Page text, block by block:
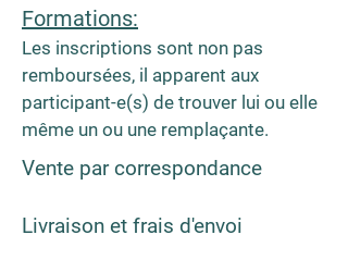
Formations:
Les inscriptions sont non pas
remboursées, il apparent aux
participant-e(s) de trouver lui ou elle
même un ou une remplaçante.
Vente par correspondance
Livraison et frais d'envoi